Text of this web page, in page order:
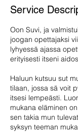
Service
Oon Suvi, ja
joogan opettajaksi
lyhyessä ajassa
erityisesti itseni
Haluun kutsuu sut
tilaan, jossa sä voit
itsesi lempeästi.
mukana eläminen
sen takia mun
syksyn teeman